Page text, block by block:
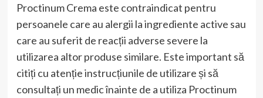
Proctinum Crema este contraindicat pentru
persoanele care au alergii la ingrediente active sau
care au suferit de reacții adverse severe la
utilizarea altor produse similare. Este important să
citiți cu atenție instrucțiunile de utilizare și să
consultați un medic înainte de a utiliza Proctinum